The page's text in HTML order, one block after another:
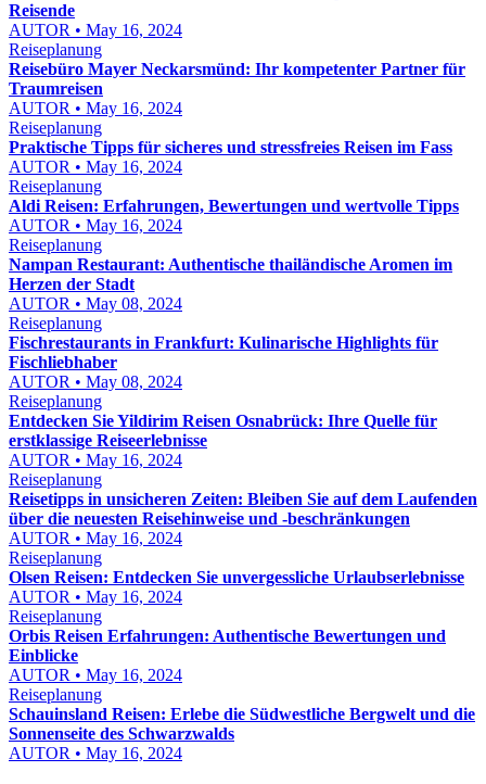
Reisende
AUTOR • May 16, 2024
Reiseplanung
Reisebüro Mayer Neckarsmünd: Ihr kompetenter Partner für
Traumreisen
AUTOR • May 16, 2024
Reiseplanung
Praktische Tipps für sicheres und stressfreies Reisen im Fass
AUTOR • May 16, 2024
Reiseplanung
Aldi Reisen: Erfahrungen, Bewertungen und wertvolle Tipps
AUTOR • May 16, 2024
Reiseplanung
Nampan Restaurant: Authentische thailändische Aromen im
Herzen der Stadt
AUTOR • May 08, 2024
Reiseplanung
Fischrestaurants in Frankfurt: Kulinarische Highlights für
Fischliebhaber
AUTOR • May 08, 2024
Reiseplanung
Entdecken Sie Yildirim Reisen Osnabrück: Ihre Quelle für
erstklassige Reiseerlebnisse
AUTOR • May 16, 2024
Reiseplanung
Reisetipps in unsicheren Zeiten: Bleiben Sie auf dem Laufenden
über die neuesten Reisehinweise und -beschränkungen
AUTOR • May 16, 2024
Reiseplanung
Olsen Reisen: Entdecken Sie unvergessliche Urlaubserlebnisse
AUTOR • May 16, 2024
Reiseplanung
Orbis Reisen Erfahrungen: Authentische Bewertungen und
Einblicke
AUTOR • May 16, 2024
Reiseplanung
Schauinsland Reisen: Erlebe die Südwestliche Bergwelt und die
Sonnenseite des Schwarzwalds
AUTOR • May 16, 2024